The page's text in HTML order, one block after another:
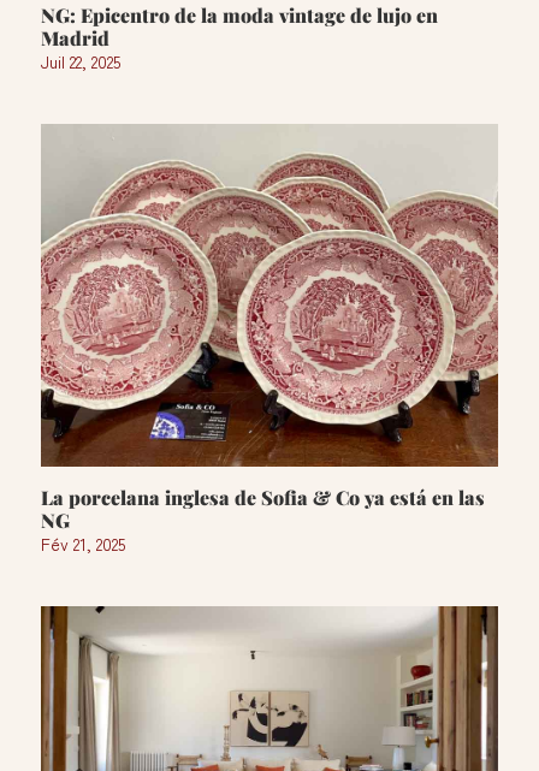
NG: Epicentro de la moda vintage de lujo en
Madrid
Juil 22, 2025
La porcelana inglesa de Sofia & Co ya está en las
NG
Fév 21, 2025